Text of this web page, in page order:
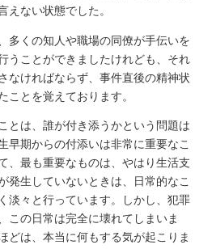
えない状態でした。
多くの知人や職場の同僚が手伝いを
うことができましたけれども、それ
なければならず、事件直後の精神状
ことを覚えております。
とは、誰が付き添うかという問題は
早期からの付添いは非常に重要なこ
、最も重要なものは、やはり生活支
発生していないときは、日常的なこ
淡々と行っています。しかし、犯罪
この日常は完全に壊れてしまいま
どは、本当に何もする気が起こりま